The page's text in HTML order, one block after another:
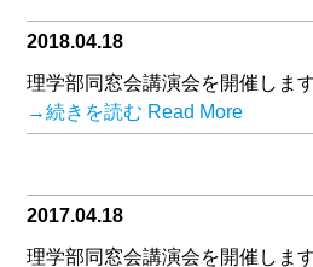
2018.04.18
理学部同窓会講演会を開催しま
→続きを読む Read More
2017.04.18
理学部同窓会講演会を開催しま